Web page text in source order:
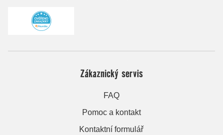
Zákaznický servis
FAQ
Pomoc a kontakt
Kontaktní formulář